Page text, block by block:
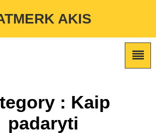
wp-content/themes/marketing-
AKIS
: Kaip
padaryti